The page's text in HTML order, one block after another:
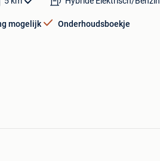
mogelijk Onderhoudsboekje